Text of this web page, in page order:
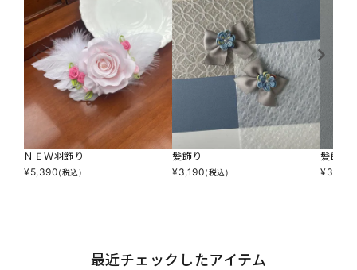
ＮＥＷ羽飾り
¥5,390(税込)
髪飾り
¥3,190(税込)
髪飾り
¥3,190
最近チェックしたアイテム